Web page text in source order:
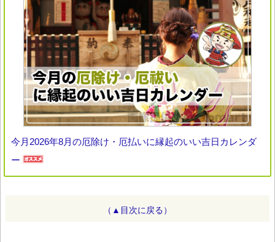
今月2026年8月の厄除け・厄払いに縁起のいい吉日カレンダ
ー
（▲目次に戻る）